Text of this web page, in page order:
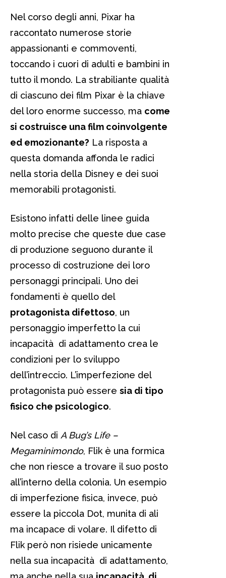
Nel corso degli anni, Pixar ha
raccontato numerose storie
appassionanti e commoventi,
toccando i cuori di adulti e bambini in
tutto il mondo. La strabiliante qualità
di ciascuno dei film Pixar è la chiave
del loro enorme successo, ma come
si costruisce una film coinvolgente
ed emozionante? La risposta a
questa domanda affonda le radici
nella storia della Disney e dei suoi
memorabili protagonisti.
Esistono infatti delle linee guida
molto precise che queste due case
di produzione seguono durante il
processo di costruzione dei loro
personaggi principali. Uno dei
fondamenti è quello del
protagonista difettoso, un
personaggio imperfetto la cui
incapacità di adattamento crea le
condizioni per lo sviluppo
dell’intreccio. L’imperfezione del
protagonista può essere sia di tipo
fisico che psicologico.
Nel caso di A Bug’s Life –
Megaminimondo, Flik è una formica
che non riesce a trovare il suo posto
all’interno della colonia. Un esempio
di imperfezione fisica, invece, può
essere la piccola Dot, munita di ali
ma incapace di volare. Il difetto di
Flik però non risiede unicamente
nella sua incapacità di adattamento,